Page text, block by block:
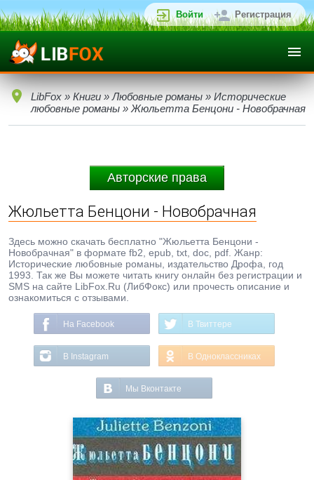
Войти Регистрация
LibFox » Книги » Любовные романы » Исторические
любовные романы » Жюльетта Бенцони - Новобрачная
Авторские права
Жюльетта Бенцони - Новобрачная
Здесь можно скачать бесплатно "Жюльетта Бенцони -
Новобрачная" в формате fb2, epub, txt, doc, pdf. Жанр:
Исторические любовные романы, издательство Дрофа, год
1993. Так же Вы можете читать книгу онлайн без регистрации и
SMS на сайте LibFox.Ru (ЛибФокс) или прочесть описание и
ознакомиться с отзывами.
На Facebook В Твиттере
В Instagram В Одноклассниках
Мы Вконтакте